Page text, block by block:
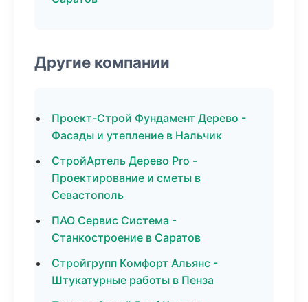
Другие компании
Проект-Строй Фундамент Дерево -
Фасады и утепление в Нальчик
СтройАртель Дерево Pro -
Проектирование и сметы в
Севастополь
ПАО Сервис Система -
Станкостроение в Саратов
Стройгрупп Комфорт Альянс -
Штукатурные работы в Пенза